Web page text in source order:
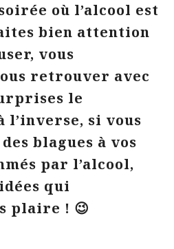
où l’alcool est
bien attention
vous
retrouver avec
le
l’inverse, si vous
blagues à vos
par l’alcool,
qui
plaire ! 😉